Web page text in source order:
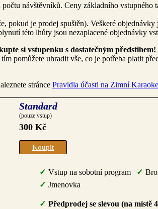
návštěvníků. Ceny základního vstupného
pokud je prodej spuštěn). Veškeré objednávky
této lhůty jsou nezaplacené objednávky
si vstupenku s dostatečným předstihem!
pomůžete uhradit vše, co je potřeba platit
stránce Pravidla účasti na Zimní
Standard
(pouze vstup)
300 Kč
Koupit
Vstup na sobotní program
Jmenovka
Předprodej se slevou (na místě